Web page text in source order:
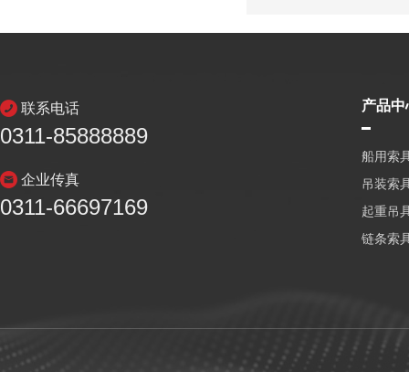
联系电话
0311-85888889
企业传真
0311-66697169
产品中
船用索
吊装索
起重吊
链条索